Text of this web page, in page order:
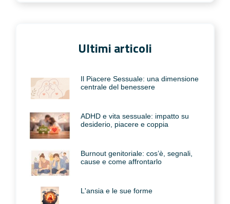
Ultimi articoli
Il Piacere Sessuale: una dimensione
centrale del benessere
ADHD e vita sessuale: impatto su
desiderio, piacere e coppia
Burnout genitoriale: cos’è, segnali,
cause e come affrontarlo
L'ansia e le sue forme